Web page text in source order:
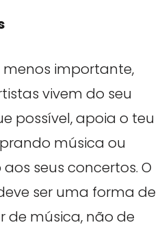
importante,
vivem do seu
possível, apoia o teu
música ou
seus concertos. O
ser uma forma de
de música, não de